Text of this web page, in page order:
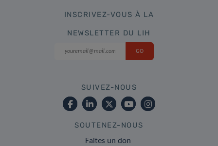
INSCRIVEZ-VOUS À LA
NEWSLETTER DU LIH
SUIVEZ-NOUS
SOUTENEZ-NOUS
Faites un don